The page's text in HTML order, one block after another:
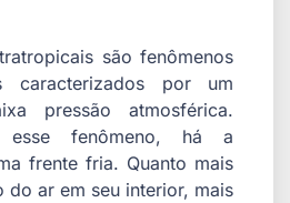
são fenômenos
caracterizados por um
pressão atmosférica.
esse fenômeno, há a
frente fria. Quanto mais
do ar em seu interior, mais